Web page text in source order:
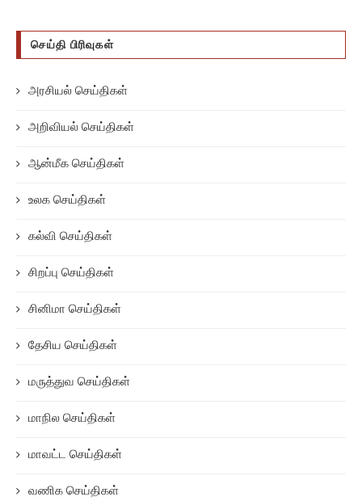
செய்தி பிரிவுகள்
அரசியல் செய்திகள்
அறிவியல் செய்திகள்
ஆன்மீக செய்திகள்
உலக செய்திகள்
கல்வி செய்திகள்
சிறப்பு செய்திகள்
சினிமா செய்திகள்
தேசிய செய்திகள்
மருத்துவ செய்திகள்
மாநில செய்திகள்
மாவட்ட செய்திகள்
வணிக செய்திகள்